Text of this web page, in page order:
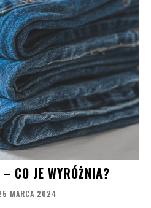
CO JE WYRÓŻNIA?
MARCA 2024